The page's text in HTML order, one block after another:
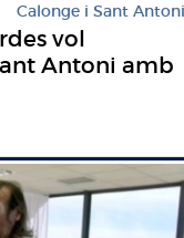
Calonge i Sant Antoni
vol
Antoni amb